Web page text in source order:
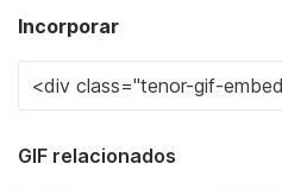
Incorporar
GIF relacionados